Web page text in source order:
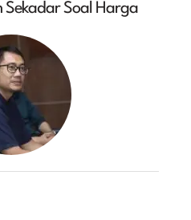
Sekadar Soal Harga